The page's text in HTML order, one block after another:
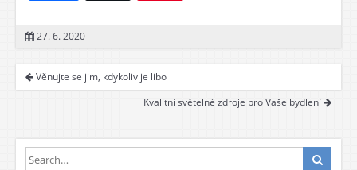
27. 6. 2020
Věnujte se jim, kdykoliv je libo
Kvalitní světelné zdroje pro Vaše bydlení